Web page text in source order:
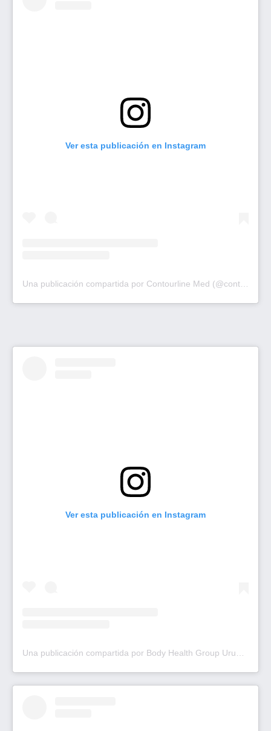
Ver esta publicación en Instagram
Una publicación compartida por Contourline Med (@contourlinemed)
Ver esta publicación en Instagram
Una publicación compartida por Body Health Group Uruguay (@bodyhealth.uruguay)